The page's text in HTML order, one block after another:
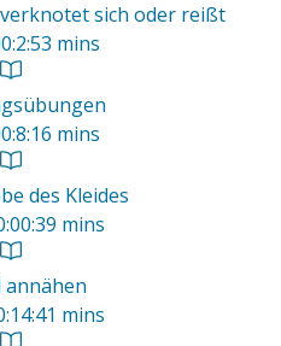
sich oder reißt
mins
mins
des Kleides
mins
annähen
mins